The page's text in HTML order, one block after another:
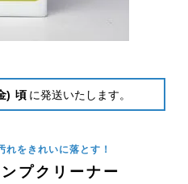
) 頃 に発送いたします。
をきれいに落とす！
プクリーナー